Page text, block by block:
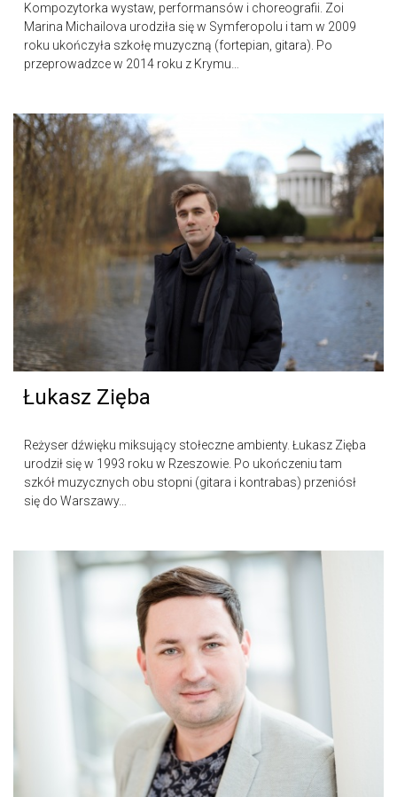
Kompozytorka wystaw, performansów i choreografii. Zoi
Marina Michailova urodziła się w Symferopolu i tam w 2009
roku ukończyła szkołę muzyczną (fortepian, gitara). Po
przeprowadzce w 2014 roku z Krymu…
Łukasz Zięba
Reżyser dźwięku miksujący stołeczne ambienty. Łukasz Zięba
urodził się w 1993 roku w Rzeszowie. Po ukończeniu tam
szkół muzycznych obu stopni (gitara i kontrabas) przeniósł
się do Warszawy…